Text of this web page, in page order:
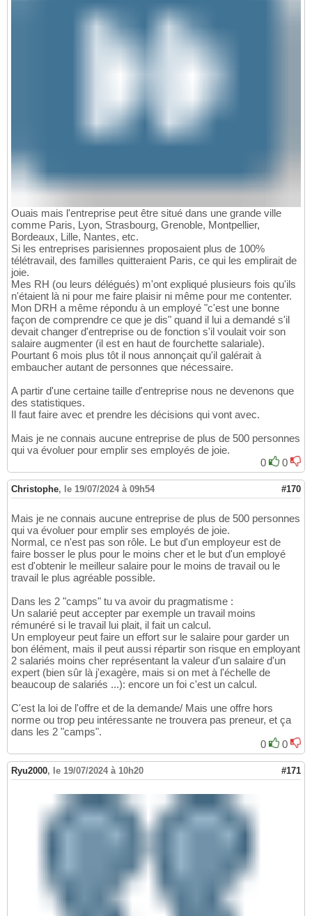
Ouais mais l'entreprise peut être situé dans une grande ville
comme Paris, Lyon, Strasbourg, Grenoble, Montpellier,
Bordeaux, Lille, Nantes, etc.
Si les entreprises parisiennes proposaient plus de 100%
télétravail, des familles quitteraient Paris, ce qui les emplirait de
joie.
Mes RH (ou leurs délégués) m'ont expliqué plusieurs fois qu'ils
n'étaient là ni pour me faire plaisir ni même pour me contenter.
Mon DRH a même répondu à un employé "c'est une bonne
façon de comprendre ce que je dis" quand il lui a demandé s'il
devait changer d'entreprise ou de fonction s'il voulait voir son
salaire augmenter (il est en haut de fourchette salariale).
Pourtant 6 mois plus tôt il nous annonçait qu'il galérait à
embaucher autant de personnes que nécessaire.
A partir d'une certaine taille d'entreprise nous ne devenons que
des statistiques.
Il faut faire avec et prendre les décisions qui vont avec.
Mais je ne connais aucune entreprise de plus de 500 personnes
qui va évoluer pour emplir ses employés de joie.
0
0
Christophe, le 19/07/2024 à 09h54 #170
Mais je ne connais aucune entreprise de plus de 500 personnes
qui va évoluer pour emplir ses employés de joie.
Normal, ce n'est pas son rôle. Le but d'un employeur est de
faire bosser le plus pour le moins cher et le but d'un employé
est d'obtenir le meilleur salaire pour le moins de travail ou le
travail le plus agréable possible.
Dans les 2 "camps" tu va avoir du pragmatisme :
Un salarié peut accepter par exemple un travail moins
rémunéré si le travail lui plait, il fait un calcul.
Un employeur peut faire un effort sur le salaire pour garder un
bon élément, mais il peut aussi répartir son risque en employant
2 salariés moins cher représentant la valeur d'un salaire d'un
expert (bien sûr là j'exagère, mais si on met à l'échelle de
beaucoup de salariés ...): encore un foi c'est un calcul.
C'est la loi de l'offre et de la demande/ Mais une offre hors
norme ou trop peu intéressante ne trouvera pas preneur, et ça
dans les 2 "camps".
0
0
Ryu2000, le 19/07/2024 à 10h20 #171